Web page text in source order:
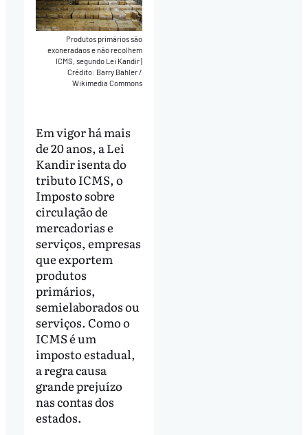
Produtos primários são
exoneradaos e não recolhem
ICMS, segundo Lei Kandir|
Crédito: Barry Bahler /
Wikimedia Commons
Em vigor há mais
de 20 anos, a Lei
Kandir isenta do
tributo ICMS, o
Imposto sobre
circulação de
mercadorias e
serviços, empresas
que exportem
produtos
primários,
semielaborados ou
serviços. Como o
ICMS é um
imposto estadual,
a regra causa
grande prejuízo
nas contas dos
estados.